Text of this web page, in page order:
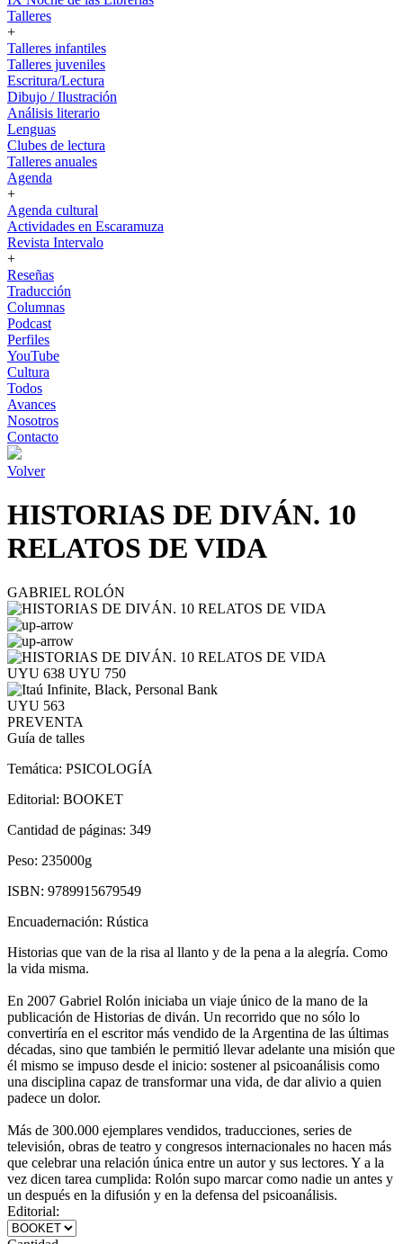
Talleres
+
Talleres infantiles
Talleres juveniles
Escritura/Lectura
Dibujo / Ilustración
Análisis literario
Lenguas
Clubes de lectura
Talleres anuales
Agenda
+
Agenda cultural
Actividades en Escaramuza
Revista Intervalo
+
Reseñas
Traducción
Columnas
Podcast
Perfiles
YouTube
Cultura
Todos
Avances
Nosotros
Contacto
Volver
HISTORIAS DE DIVÁN. 10
RELATOS DE VIDA
GABRIEL ROLÓN
UYU 638 UYU 750
UYU 563
PREVENTA
Guía de talles
Temática: PSICOLOGÍA
Editorial: BOOKET
Cantidad de páginas: 349
Peso: 235000g
ISBN: 9789915679549
Encuadernación: Rústica
Historias que van de la risa al llanto y de la pena a la alegría. Como
la vida misma.
En 2007 Gabriel Rolón iniciaba un viaje único de la mano de la
publicación de Historias de diván. Un recorrido que no sólo lo
convertiría en el escritor más vendido de la Argentina de las últimas
décadas, sino que también le permitió llevar adelante una misión que
él mismo se impuso desde el inicio: sostener al psicoanálisis como
una disciplina capaz de transformar una vida, de dar alivio a quien
padece un dolor.
Más de 300.000 ejemplares vendidos, traducciones, series de
televisión, obras de teatro y congresos internacionales no hacen más
que celebrar una relación única entre un autor y sus lectores. Y a la
vez dicen tarea cumplida: Rolón supo marcar como nadie un antes y
un después en la difusión y en la defensa del psicoanálisis.
Editorial: